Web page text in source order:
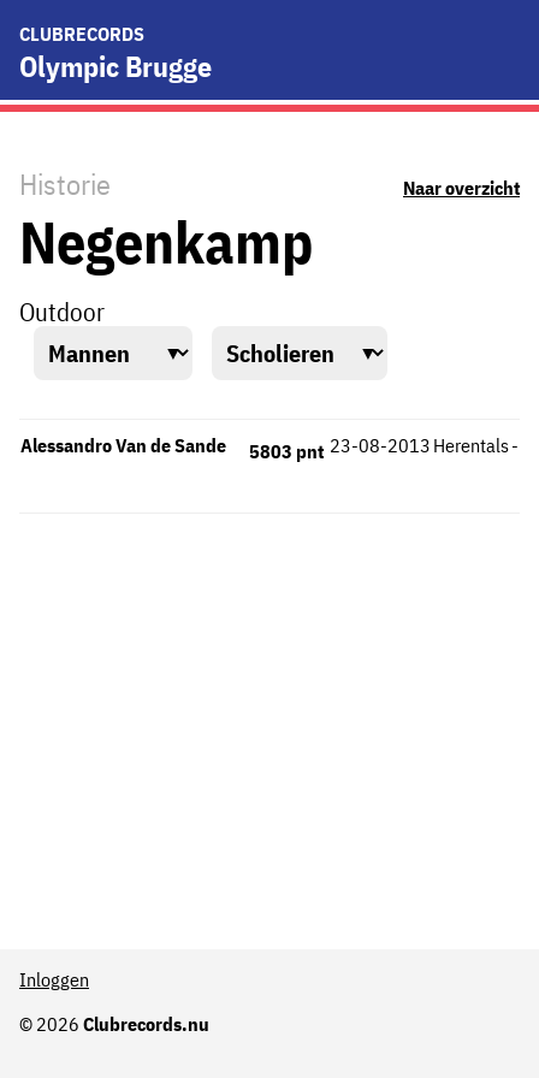
CLUBRECORDS
Olympic Brugge
Historie Naar overzicht
Negenkamp
Outdoor
Alessandro Van de Sande Herentals
5803 pnt -
23-08-2013
© 2026 Clubrecords.nu
Inloggen